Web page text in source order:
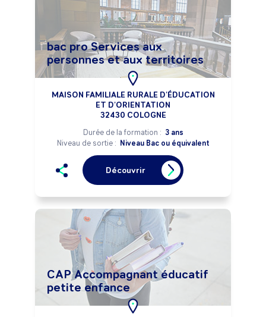
bac pro Services aux
personnes et aux territoires
MAISON FAMILIALE RURALE D'ÉDUCATION
ET D'ORIENTATION
32430 COLOGNE
Durée de la formation : 3 ans
Niveau de sortie : Niveau Bac ou équivalent
Découvrir
CAP Accompagnant éducatif
petite enfance